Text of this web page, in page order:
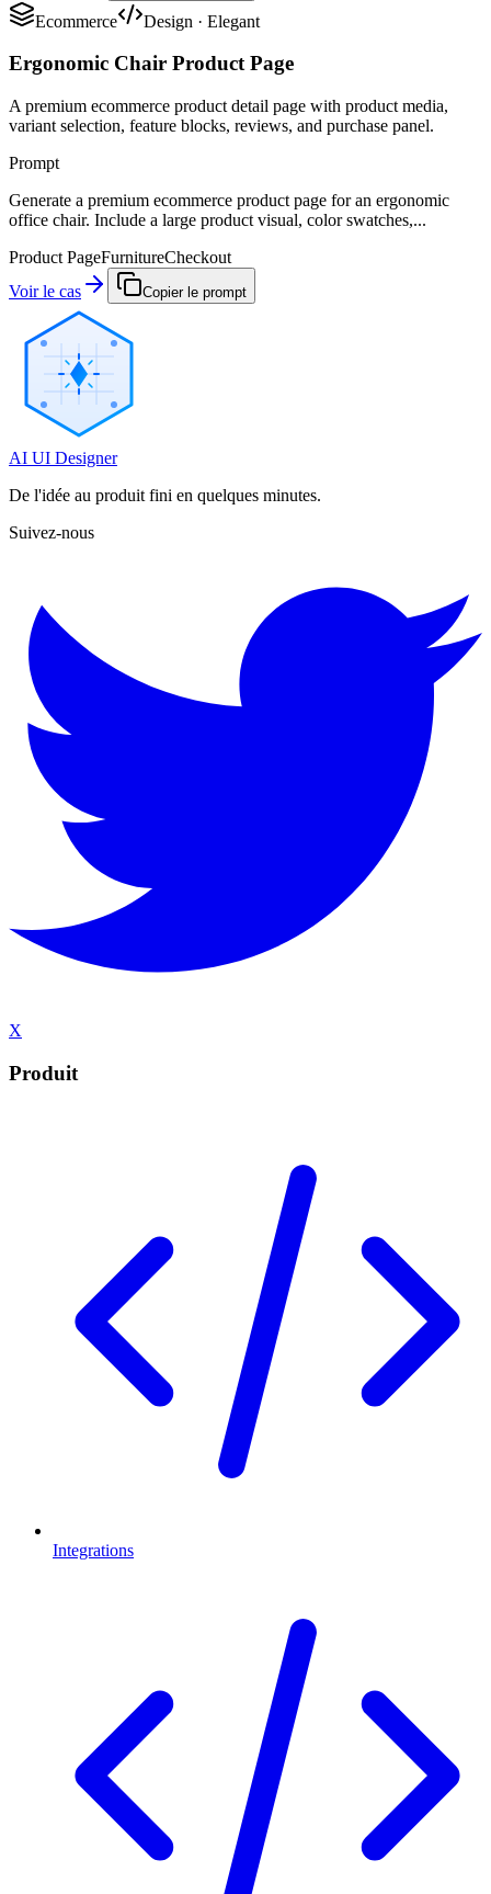
Ecommerce Design · Elegant
Ergonomic Chair Product Page
A premium ecommerce product detail page with product media,
variant selection, feature blocks, reviews, and purchase panel.
Prompt
Generate a premium ecommerce product page for an ergonomic
office chair. Include a large product visual, color swatches,...
Product PageFurnitureCheckout
Voir le cas
Copier le prompt
AI UI Designer
De l'idée au produit fini en quelques minutes.
Suivez-nous
X
Produit
Integrations